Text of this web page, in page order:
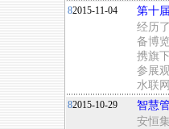
82015-11-04
第十
经历
备博
携旗
参展
水联
82015-10-29
智慧
安恒